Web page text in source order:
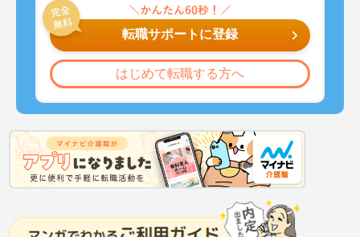
転職サポートに登録
はじめて転職する方へ